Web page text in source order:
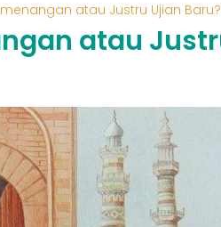
atau Justru Ujian Baru?
atau